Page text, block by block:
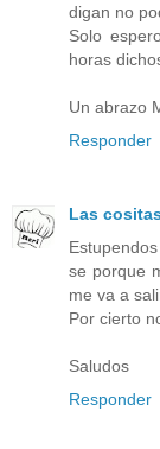
digan no
Solo
horas
Un abrazo
Responder
Las
se porque
me va a
Por cierto
Saludos
Responder